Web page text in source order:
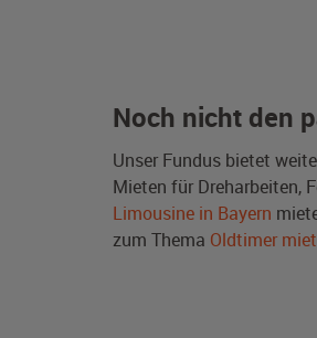
Noch nicht den
Unser Fundus bietet
Mieten für Dreharbeiten,
Limousine in Bayern
zum Thema Oldtimer